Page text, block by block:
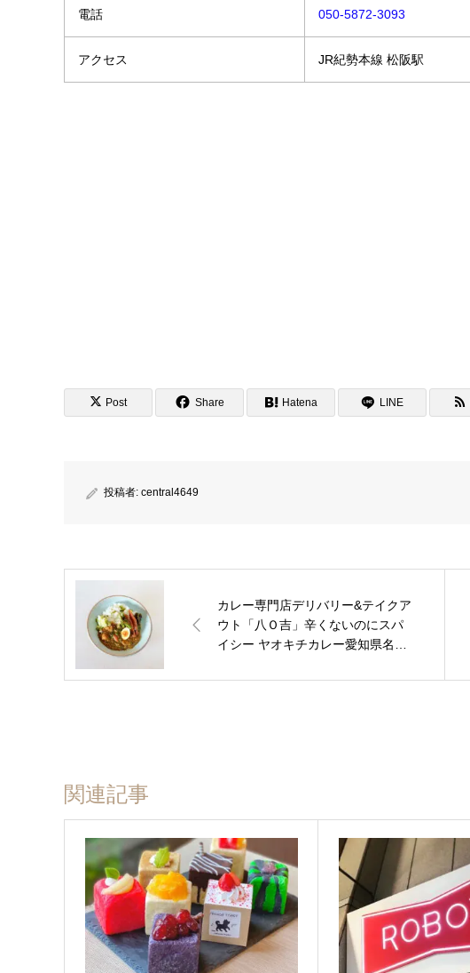
電話 050-5872-3093
アクセス JR紀勢本線 松阪駅
Post Share Hatena LINE
投稿者: central4649
カレー専門店デリバリー&テイクア
ウト「八Ｏ吉」辛くないのにスパ
イシー ヤオキチカレー愛知県名古
関連記事